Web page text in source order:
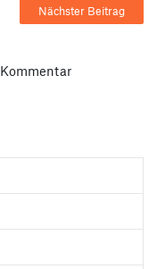
Nächster Beitrag